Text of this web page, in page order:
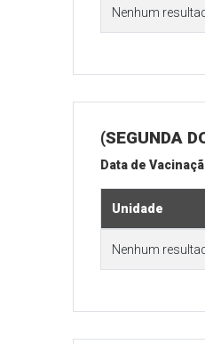
Nenhum
(SEGUNDA
Data de
Unidade
Nenhum